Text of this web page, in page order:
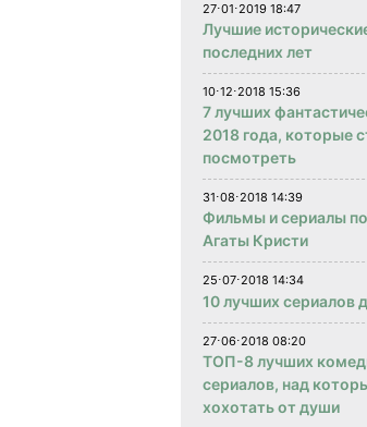
27⋅01⋅2019 18:47
Лучшие
последних лет
10⋅12⋅2018 15:36
7 лучших
2018 года, которые
посмотреть
31⋅08⋅2018 14:39
Фильмы и сериалы
Агаты Кристи
25⋅07⋅2018 14:34
10 лучших сериалов
27⋅06⋅2018 08:20
ТОП-8 лучших
сериалов, над
хохотать от души